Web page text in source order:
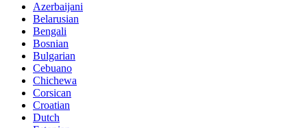
Azerbaijani
Belarusian
Bengali
Bosnian
Bulgarian
Cebuano
Chichewa
Corsican
Croatian
Dutch